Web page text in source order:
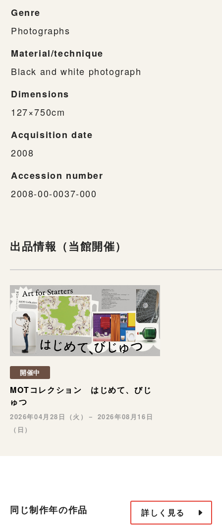
Genre
Photographs
Material/technique
Black and white photograph
Dimensions
127×750cm
Acquisition date
2008
Accession number
2008-00-0037-000
出品情報（当館開催）
開催中
MOTコレクション はじめて、びじ
ゅつ
2026年04月28日（火）－ 2026年08月16日
（日）
同じ制作年の作品 詳しく見る